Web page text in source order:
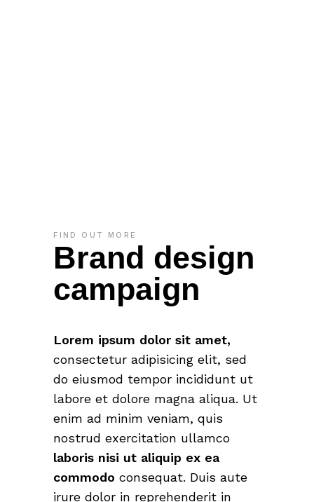
FIND OUT MORE
Brand design
campaign
Lorem ipsum dolor sit amet,
consectetur adipisicing elit, sed
do eiusmod tempor incididunt ut
labore et dolore magna aliqua. Ut
enim ad minim veniam, quis
nostrud exercitation ullamco
laboris nisi ut aliquip ex ea
commodo consequat. Duis aute
irure dolor in reprehenderit in